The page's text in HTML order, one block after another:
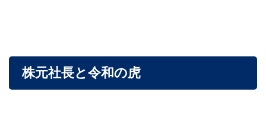
株元社長と令和の虎